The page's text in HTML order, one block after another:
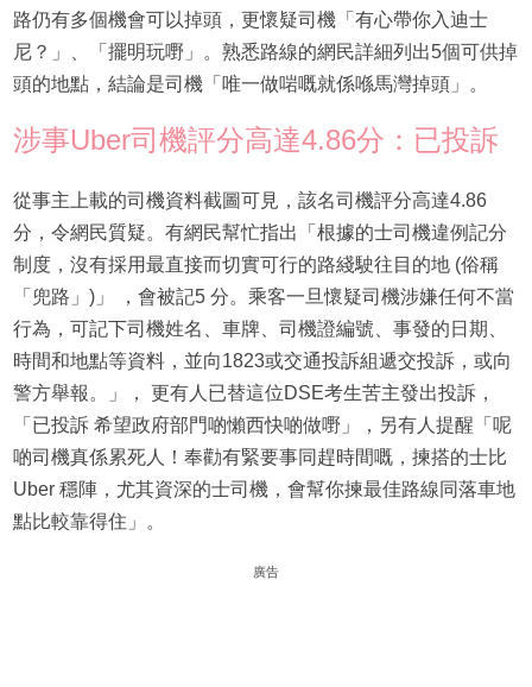
路仍有多個機會可以掉頭，更懷疑司機「有心帶你入迪士
尼？」、「擺明玩嘢」。熟悉路線的網民詳細列出5個可供掉
頭的地點，結論是司機「唯一做啱嘅就係喺馬灣掉頭」。
涉事Uber司機評分高達4.86分：已投訴
從事主上載的司機資料截圖可見，該名司機評分高達4.86
分，令網民質疑。有網民幫忙指出「根據的士司機違例記分
制度，沒有採用最直接而切實可行的路綫駛往目的地 (俗稱
「兜路」)」 ，會被記5 分。乘客一旦懷疑司機涉嫌任何不當
行為，可記下司機姓名、車牌、司機證編號、事發的日期、
時間和地點等資料，並向1823或交通投訴組遞交投訴，或向
警方舉報。」， 更有人已替這位DSE考生苦主發出投訴，
「已投訴 希望政府部門啲懶西快啲做嘢」，另有人提醒「呢
啲司機真係累死人！奉勸有緊要事同趕時間嘅，揀搭的士比
Uber 穩陣，尤其資深的士司機，會幫你揀最佳路線同落車地
點比較靠得住」。
廣告